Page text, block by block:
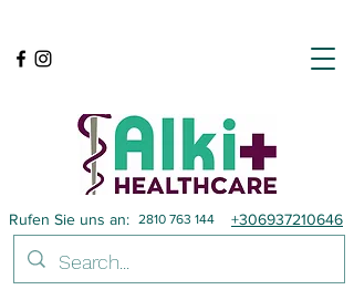
2810 763 144
Rufen Sie uns an: +306937210646